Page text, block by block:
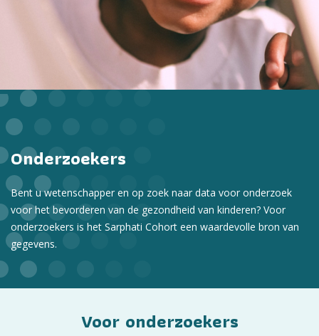
Onderzoekers
Bent u wetenschapper en op zoek naar data voor onderzoek
voor het bevorderen van de gezondheid van kinderen? Voor
onderzoekers is het Sarphati Cohort een waardevolle bron van
gegevens.
Voor onderzoekers